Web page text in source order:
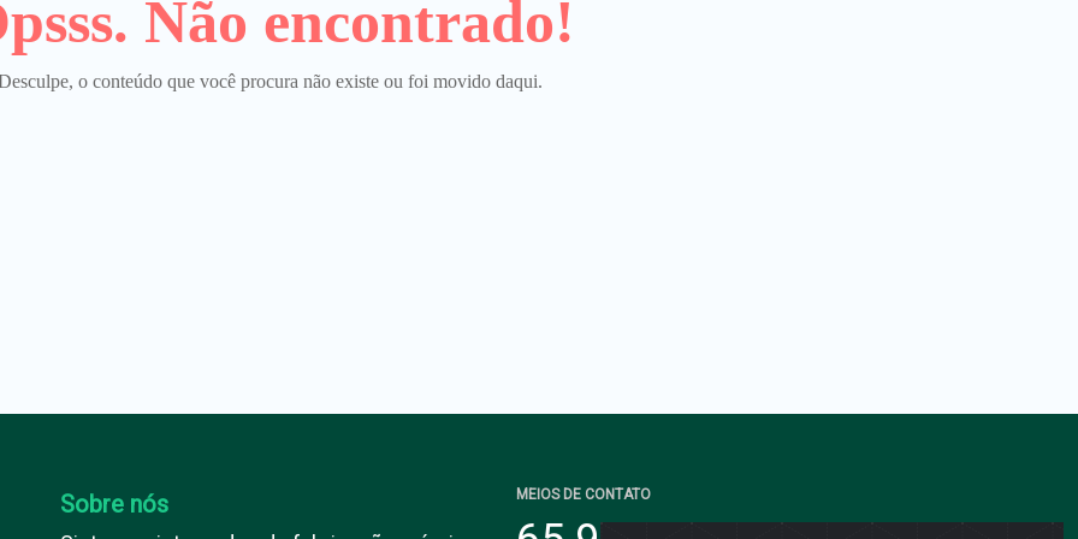
Não encontrado!
o conteúdo que você procura não existe ou foi movido daqui.
Sobre nós MEIOS DE CONTATO